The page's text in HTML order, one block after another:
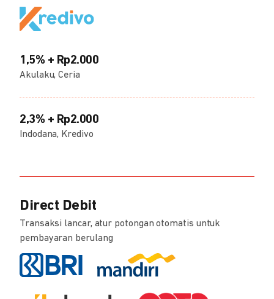
1,5% + Rp2.000
Akulaku, Ceria
2,3% + Rp2.000
Indodana, Kredivo
Direct Debit
Transaksi lancar, atur potongan otomatis untuk
pembayaran berulang